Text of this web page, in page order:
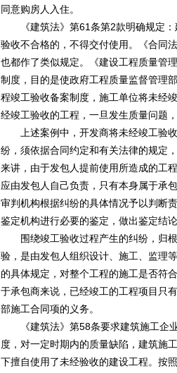
同意购房人入住。
《建筑法》第61条第2款明确规定：
验收不合格的，不得交付使用。《合同
也都作了类似规定。《建设工程质量管
制度，目的是使政府工程质量监督管理
程竣工验收备案制度，施工单位将未经
经竣工验收的工程，一旦发生质量问题
上述案例中，开发商将未经竣工验收
纷，须依据合同约定和有关法律的规定
来讲，由于发包人提前使用所造成的工
应由发包人自己负责，只有本身属于承
审判机构根据纠纷的具体情况予以判断
鉴定机构进行必要的鉴定，做出鉴定结论
围绕竣工验收过程产生的纠纷，归根
验，是由发包人组织设计、施工、监理
的具体规定，对整个工程的施工是否符
于承包商来说，已经竣工的工程项目只
部施工合同项的义务。
《建筑法》第58条要求建筑施工企业
度，对一定时期内的质量缺陷，建筑施
下擅自使用了未经验收的建设工程。按